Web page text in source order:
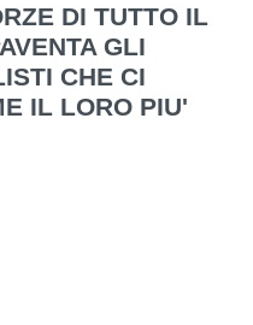
DI TUTTO IL
GLI
CHE CI
IL LORO PIU'